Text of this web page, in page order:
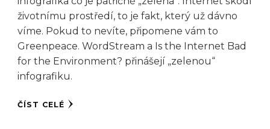
životnímu prostředí, to je fakt, který už dávno
víme. Pokud to nevíte, připomene vám to
Greenpeace. WordStream a Is the Internet Bad
for the Environment? přinášejí „zelenou“
infografiku.
ČÍST CELÉ